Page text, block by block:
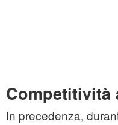
Competitività
In precedenza,